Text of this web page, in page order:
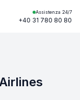
Assistenza 24/7
+40 31 780 80 80